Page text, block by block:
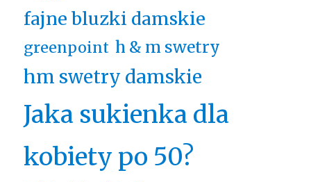
fajne bluzki damskie
greenpoint h & m swetry
hm swetry damskie
Jaka sukienka dla
kobiety po 50?